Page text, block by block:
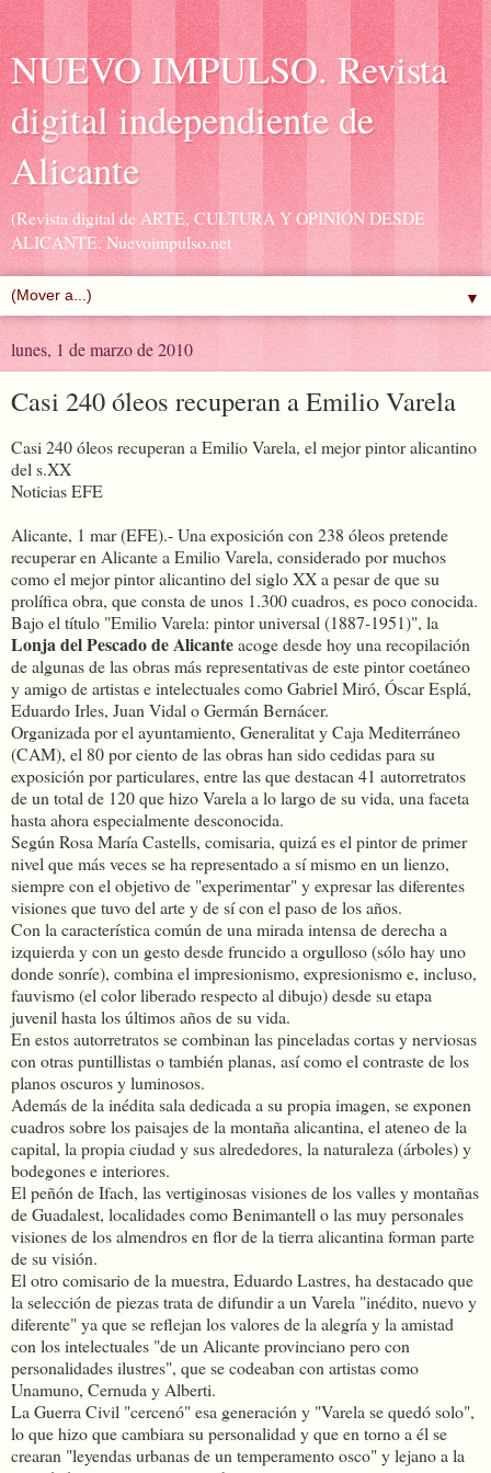
NUEVO IMPULSO. Revista
digital independiente de
Alicante
(Revista digital de ARTE, CULTURA Y OPINIÓN DESDE
ALICANTE. Nuevoimpulso.net
▼
lunes, 1 de marzo de 2010
Casi 240 óleos recuperan a Emilio Varela
Casi 240 óleos recuperan a Emilio Varela, el mejor pintor alicantino
del s.XX
Noticias EFE
Alicante, 1 mar (EFE).- Una exposición con 238 óleos pretende
recuperar en Alicante a Emilio Varela, considerado por muchos
como el mejor pintor alicantino del siglo XX a pesar de que su
prolífica obra, que consta de unos 1.300 cuadros, es poco conocida.
Bajo el título "Emilio Varela: pintor universal (1887-1951)", la
Lonja del Pescado de Alicanteacoge desde hoy una recopilación
de algunas de las obras más representativas de este pintor coetáneo
y amigo de artistas e intelectuales como Gabriel Miró, Óscar Esplá,
Eduardo Irles, Juan Vidal o Germán Bernácer.
Organizada por el ayuntamiento, Generalitat y Caja Mediterráneo
(CAM), el 80 por ciento de las obras han sido cedidas para su
exposición por particulares, entre las que destacan 41 autorretratos
de un total de 120 que hizo Varela a lo largo de su vida, una faceta
hasta ahora especialmente desconocida.
Según Rosa María Castells, comisaria, quizá es el pintor de primer
nivel que más veces se ha representado a sí mismo en un lienzo,
siempre con el objetivo de "experimentar" y expresar las diferentes
visiones que tuvo del arte y de sí con el paso de los años.
Con la característica común de una mirada intensa de derecha a
izquierda y con un gesto desde fruncido a orgulloso (sólo hay uno
donde sonríe), combina el impresionismo, expresionismo e, incluso,
fauvismo (el color liberado respecto al dibujo) desde su etapa
juvenil hasta los últimos años de su vida.
En estos autorretratos se combinan las pinceladas cortas y nerviosas
con otras puntillistas o también planas, así como el contraste de los
planos oscuros y luminosos.
Además de la inédita sala dedicada a su propia imagen, se exponen
cuadros sobre los paisajes de la montaña alicantina, el ateneo de la
capital, la propia ciudad y sus alrededores, la naturaleza (árboles) y
bodegones e interiores.
El peñón de Ifach, las vertiginosas visiones de los valles y montañas
de Guadalest, localidades como Benimantell o las muy personales
visiones de los almendros en flor de la tierra alicantina forman parte
de su visión.
El otro comisario de la muestra, Eduardo Lastres, ha destacado que
la selección de piezas trata de difundir a un Varela "inédito, nuevo y
diferente" ya que se reflejan los valores de la alegría y la amistad
con los intelectuales "de un Alicante provinciano pero con
personalidades ilustres", que se codeaban con artistas como
Unamuno, Cernuda y Alberti.
La Guerra Civil "cercenó" esa generación y "Varela se quedó solo",
lo que hizo que cambiara su personalidad y que en torno a él se
crearan "leyendas urbanas de un temperamento osco" y lejano a la